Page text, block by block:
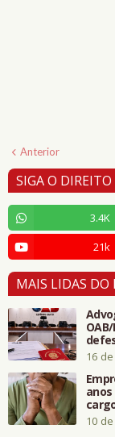
Anterior
SIGA O DIREITO
3.4K
21k
MAIS LIDAS DO
16
10